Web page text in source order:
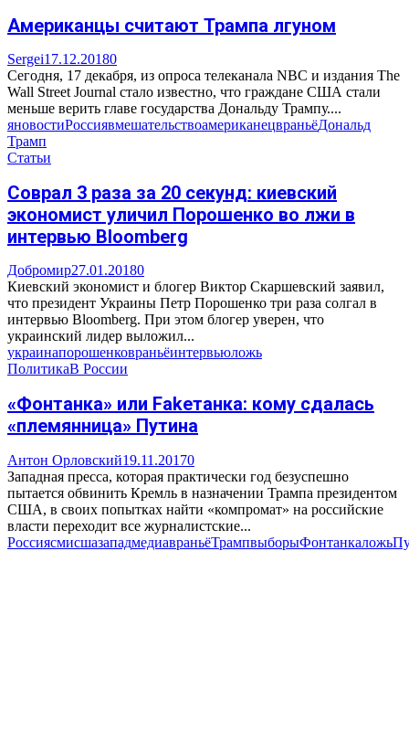
Американцы считают Трампа лгуном
Sergei17.12.20180
Сегодня, 17 декабря, из опроса телеканала NBC и издания The
Wall Street Journal стало известно, что граждане США стали
меньше верить главе государства Дональду Трампу....
яновостиРоссиявмешательствоамериканецвраньёДональд
Трамп
Статьи
Соврал 3 раза за 20 секунд: киевский
экономист уличил Порошенко во лжи в
интервью Bloomberg
Добромир27.01.20180
Киевский экономист и блогер Виктор Скаршевский заявил,
что президент Украины Петр Порошенко три раза солгал в
интервью Bloomberg. При этом блогер уверен, что
украинский лидер выложил...
украинапорошенковраньёинтервьюложь
ПолитикаВ России
«Фонтанка» или Fakeтанка: кому сдалась
«племянница» Путина
Антон Орловский19.11.20170
Западная пресса, которая практически год безуспешно
пытается обвинить Кремль в назначении Трампа президентом
США, в своих попытках найти «компромат» на российские
власти переходит все журналистские...
РоссиясмисшазападмедиавраньёТрампвыборыФонтанкаложь